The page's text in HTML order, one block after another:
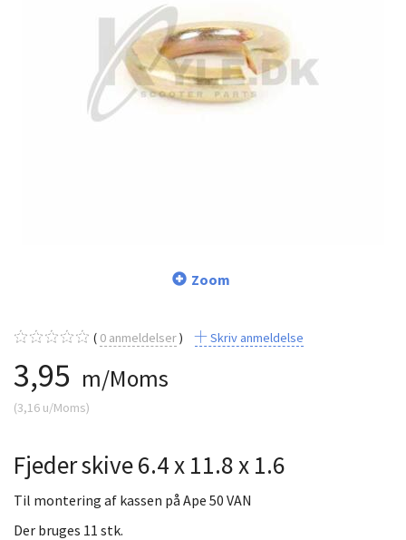
Zoom
0 anmeldelser Skriv anmeldelse
3,95 m/Moms
(3,16 u/Moms)
Fjeder skive 6.4 x 11.8 x 1.6
Til montering af kassen på Ape 50 VAN
Der bruges 11 stk.